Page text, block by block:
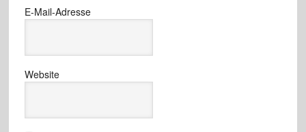
E-Mail-Adresse
Website